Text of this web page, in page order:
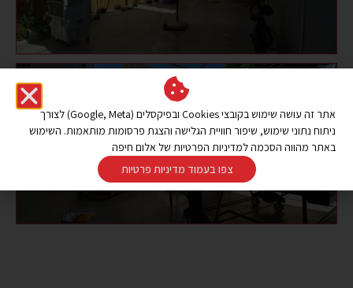
אתר זה עושה שימוש בקובצי Cookies ובפיקסלים (Google, Meta) לצורך
ניתוח נתוני שימוש, שיפור חוויית הגלישה והצגת פרסומות מותאמות. השימוש
באתר מהווה הסכמה למדיניות הפרטיות של אלום חיפה
צפו בעמוד מדיניות פרטיות